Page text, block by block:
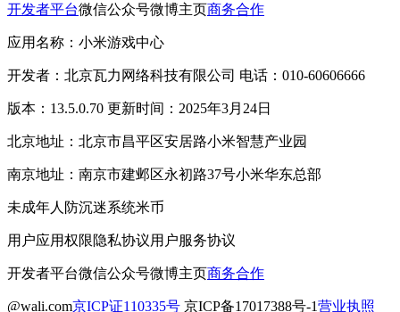
开发者平台微信公众号微博主页商务合作
应用名称：小米游戏中心
开发者：北京瓦力网络科技有限公司 电话：010-60606666
版本：13.5.0.70 更新时间：2025年3月24日
北京地址：北京市昌平区安居路小米智慧产业园
南京地址：南京市建邺区永初路37号小米华东总部
未成年人防沉迷系统米币
用户应用权限隐私协议用户服务协议
开发者平台微信公众号微博主页商务合作
@wali.com京ICP证110335号 京ICP备17017388号-1营业执照